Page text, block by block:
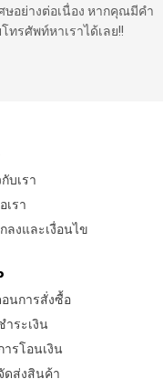
อย่างต่อเนื่อง หากคุณมีคำ
ทรศัพท์หาเราได้เลย!!
บเรา
เรา
ลงและเงื่อนไข
นการสั่งซื้อ
ำระเงิน
ารโอนเงิน
ดส่งสินค้า